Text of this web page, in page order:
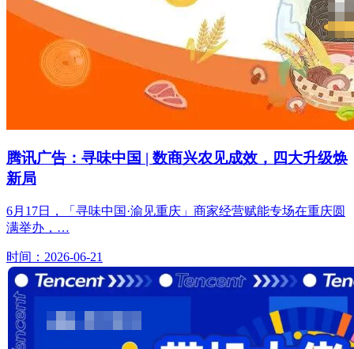
腾讯广告：寻味中国 | 数商兴农见成效，四大升级焕
新局
6月17日，「寻味中国·渝见重庆」商家经营赋能专场在重庆圆
满举办，…
时间：2026-06-21